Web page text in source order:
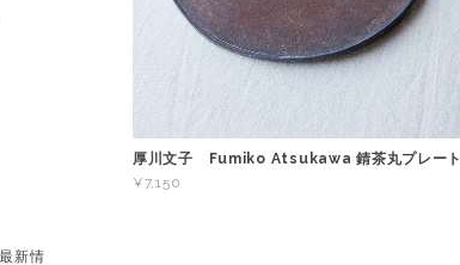
厚川文子 Fumiko Atsukawa 錆茶丸プレート
¥7,150
新情